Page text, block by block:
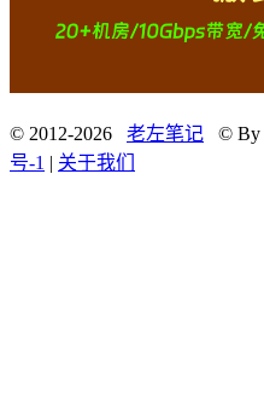
© 2012-2026 老左笔记 © By
号-1 | 关于我们